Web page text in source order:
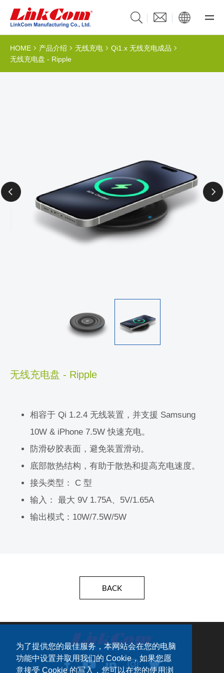
为了提供您的最佳服务，本网站会在您的电脑
功能中设置并取用我们的 Cookie，如果您愿
意接受 Cookie 的写入，您可以在您的使用浏
HOME 产品介绍 无线充电
Qi1.x 无线充电成品
无线充电盘 - Ripple
无线充电盘 - Ripple
相容于 Qi 1.2.4 无线装置，并支援 Samsung
10W & iPhone 7.5W 快速充电。
防滑矽胶表面，避免装置滑动。
底部散热结构，有助于散热和提高充电速度。
接头类型： C 型
输入： 最大 9V 1.75A、5V/1.65A
输出模式：10W/7.5W/5W
BACK